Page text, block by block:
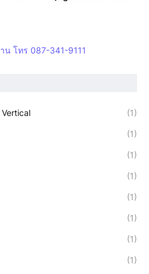
น โทร 087-341-9111
(1)
(1)
(1)
(1)
(1)
(1)
(1)
(1)